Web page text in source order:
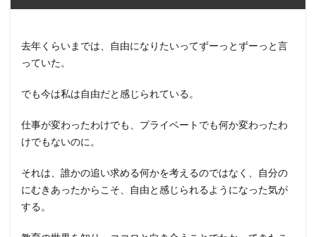
去年くらいまでは、自由になりたいってずーっとずーっと言
っていた。
でも今は私は自由だと感じられている。
仕事が変わったわけでも、プライベートでも何か変わったわ
けでもないのに。
それは、誰かの追い求める何かを考えるのではなく、自分の
にむきあったからこそ、自由と感じられるようになった気が
する。